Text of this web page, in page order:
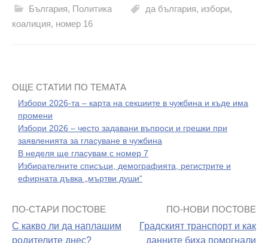
България, Политика да българия, избори,
коалиция номер 16
ОЩЕ СТАТИИ ПО ТЕМАТА
Избори 2026-та – карта на секциите в чужбина и къде има
промени
Избори 2026 – често задавани въпроси и грешки при
заявленията за гласуване в чужбина
В неделя ще гласувам с номер 7
Избирателните списъци, демографията, регистрите и
ефирната дъвка „мъртви души“
Навигация
на
ПО-СТАРИ ПОСТОВЕ
С какво ли да наплашим
родителите днес?
ПО-НОВИ ПОСТОВЕ
Градският транспорт и как
данните биха помогнали